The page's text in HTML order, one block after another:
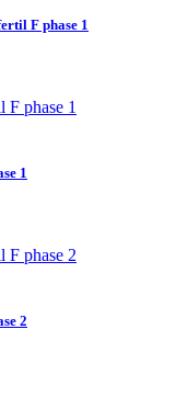
F phase 1
1
2